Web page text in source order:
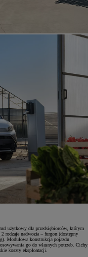
użytkowy dla przedsiębiorców, którym
rodzaje nadwozia – furgon (dostępny
Modułowa konstrukcja pojazdu
go do własnych potrzeb. Cichy
koszty eksploatacji.